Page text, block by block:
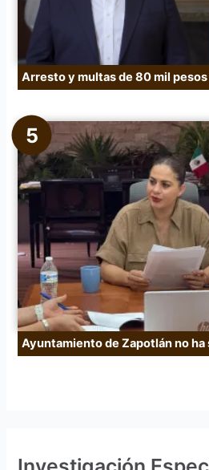
Arresto y multas de 80 mil
Ayuntamiento de Zapotlán no